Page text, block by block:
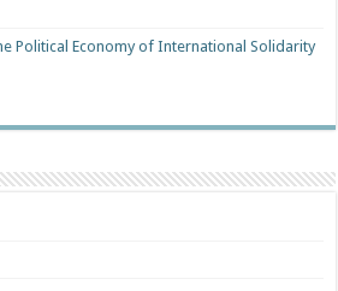
Political Economy of International Solidarity